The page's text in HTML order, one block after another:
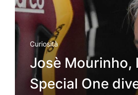
Curiosità
Josè Mourinho,
Special One